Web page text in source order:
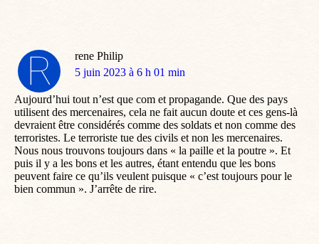
rene Philip
dit
5 juin 2023 à 6 h 01 min
Aujourd’hui tout n’est que com et propagande. Que des pays
utilisent des mercenaires, cela ne fait aucun doute et ces gens-là
devraient être considérés comme des soldats et non comme des
terroristes. Le terroriste tue des civils et non les mercenaires.
Nous nous trouvons toujours dans « la paille et la poutre ». Et
puis il y a les bons et les autres, étant entendu que les bons
peuvent faire ce qu’ils veulent puisque « c’est toujours pour le
bien commun ». J’arrête de rire.